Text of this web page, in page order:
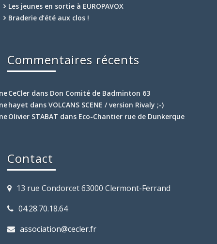
Les jeunes en sortie à EUROPAVOX
Braderie d’été aux clos !
Commentaires récents
CeCler dans Don Comité de Badminton 63
hayet dans VOLCANS SCENE / version Rivaly ;-)
Olivier STABAT dans Eco-Chantier rue de Dunkerque
Contact
13 rue Condorcet 63000 Clermont-Ferrand
04.28.70.18.64
association@cecler.fr